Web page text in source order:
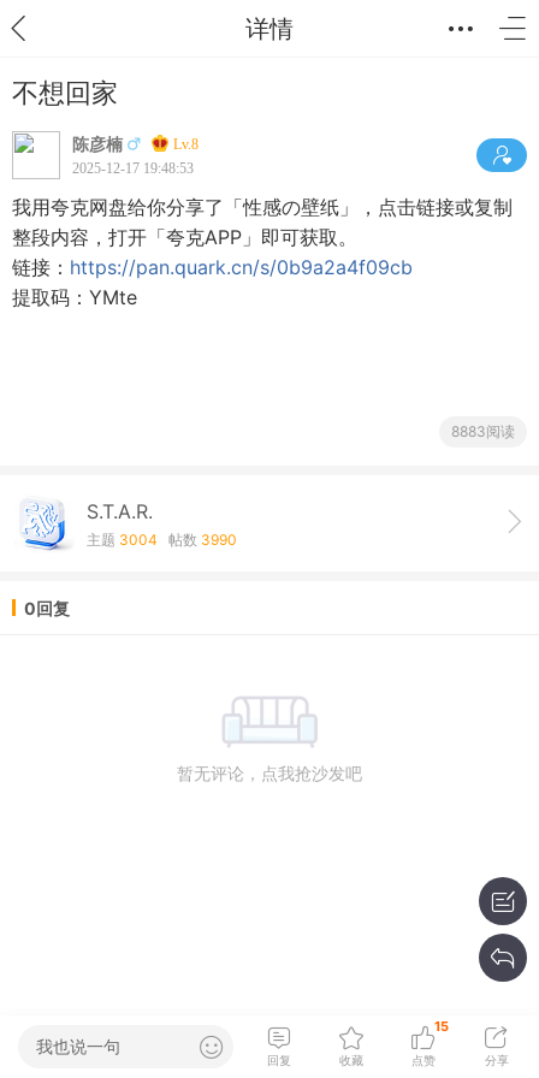
详情
不想回家
陈彦楠
Lv.8
2025-12-17 19:48:53
我用夸克网盘给你分享了「性感の壁纸」，点击链接或复制
整段内容，打开「夸克APP」即可获取。
链接： https://pan.quark.cn/s/0b9a2a4f09cb
提取码：YMte
8883阅读
S.T.A.R.
主题 3004 帖数 3990
0回复
暂无评论，点我抢沙发吧
我也说一句
回复 收藏
15
点赞 分享